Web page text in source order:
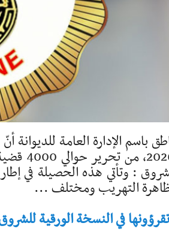
باسم الإدارة العامة للديوانة
: وتأتي هذه الحصيلة في إطار
التهريب ومختلف ...
في النسخة الورقية للشروق -